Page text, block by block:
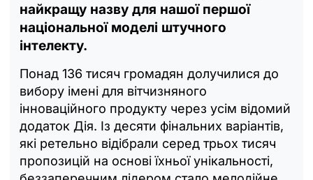
найкращу назву для нашої першої
національної моделі штучного
інтелекту.
Понад 136 тисяч громадян долучилися до
вибору імені для вітчизняного
інноваційного продукту через усім відомий
додаток Дія. Із десяти фінальних варіантів,
які ретельно відібрали серед трьох тисяч
пропозицій на основі їхньої унікальності,